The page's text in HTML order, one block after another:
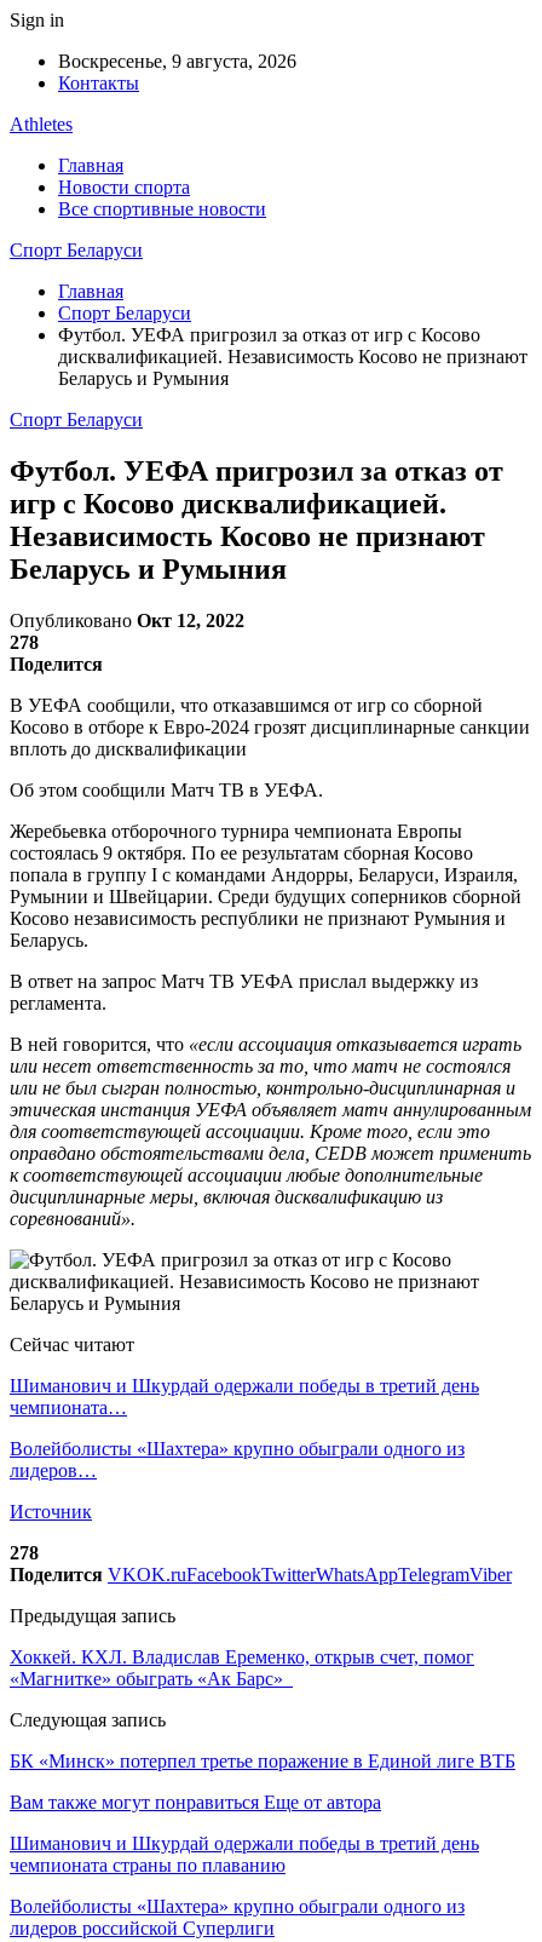
Sign in
Воскресенье, 9 августа, 2026
Контакты
Athletes
Главная
Новости спорта
Все спортивные новости
Спорт Беларуси
Главная
Спорт Беларуси
Футбол. УЕФА пригрозил за отказ от игр с Косово
дисквалификацией. Независимость Косово не признают
Беларусь и Румыния
Спорт Беларуси
Футбол. УЕФА пригрозил за отказ от
игр с Косово дисквалификацией.
Независимость Косово не признают
Беларусь и Румыния
Опубликовано Окт 12, 2022
278
Поделится
В УЕФА сообщили, что отказавшимся от игр со сборной
Косово в отборе к Евро-2024 грозят дисциплинарные санкции
вплоть до дисквалификации
Об этом сообщили Матч ТВ в УЕФА.
Жеребьевка отборочного турнира чемпионата Европы
состоялась 9 октября. По ее результатам сборная Косово
попала в группу I с командами Андорры, Беларуси, Израиля,
Румынии и Швейцарии. Среди будущих соперников сборной
Косово независимость республики не признают Румыния и
Беларусь.
В ответ на запрос Матч ТВ УЕФА прислал выдержку из
регламента.
В ней говорится, что «если ассоциация отказывается играть
или несет ответственность за то, что матч не состоялся
или не был сыгран полностью, контрольно‑дисциплинарная и
этическая инстанция УЕФА объявляет матч аннулированным
для соответствующей ассоциации. Кроме того, если это
оправдано обстоятельствами дела, CEDB может применить
к соответствующей ассоциации любые дополнительные
дисциплинарные меры, включая дисквалификацию из
соревнований».
Сейчас читают
Шиманович и Шкурдай одержали победы в третий день
чемпионата…
Волейболисты «Шахтера» крупно обыграли одного из
лидеров…
Источник
278
Поделится VKOK.ruFacebookTwitterWhatsAppTelegramViber
Предыдущая запись
Хоккей. КХЛ. Владислав Еременко, открыв счет, помог
«Магнитке» обыграть «Ак Барс»
Следующая запись
БК «Минск» потерпел третье поражение в Единой лиге ВТБ
Вам также могут понравиться Еще от автора
Шиманович и Шкурдай одержали победы в третий день
чемпионата страны по плаванию
Волейболисты «Шахтера» крупно обыграли одного из
лидеров российской Суперлиги